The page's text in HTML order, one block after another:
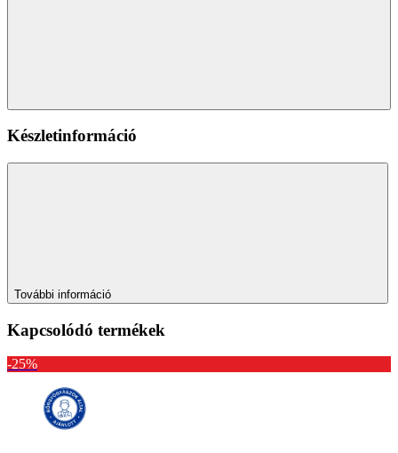
Készletinformáció
További információ
Kapcsolódó termékek
-25%